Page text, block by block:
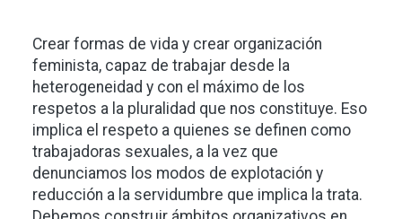
Crear formas de vida y crear organización
feminista, capaz de trabajar desde la
heterogeneidad y con el máximo de los
respetos a la pluralidad que nos constituye. Eso
implica el respeto a quienes se definen como
trabajadoras sexuales, a la vez que
denunciamos los modos de explotación y
reducción a la servidumbre que implica la trata.